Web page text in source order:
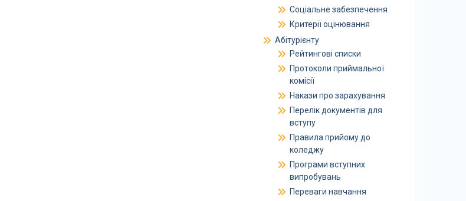
Соціальне забезпечення
Критерії оцінювання
Абітурієнту
Рейтингові списки
Протоколи приймальної
комісії
Накази про зарахування
Перелік документів для
вступу
Правила прийому до
коледжу
Програми вступних
випробувань
Переваги навчання